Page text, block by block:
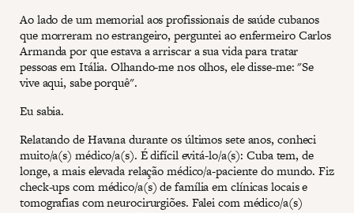
Ao lado de um memorial aos profissionais de saúde cubanos
que morreram no estrangeiro, perguntei ao enfermeiro Carlos
Armanda por que estava a arriscar a sua vida para tratar
pessoas em Itália. Olhando-me nos olhos, ele disse-me: "Se
vive aqui, sabe porquê".
Eu sabia.
Relatando de Havana durante os últimos sete anos, conheci
muito/a(s) médico/a(s). É difícil evitá-lo/a(s): Cuba tem, de
longe, a mais elevada relação médico/a-paciente do mundo. Fiz
check-ups com médico/a(s) de família em clínicas locais e
tomografias com neurocirurgiões. Falei com médico/a(s)